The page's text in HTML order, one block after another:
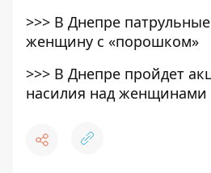
>>> В Днепре
женщину с «порошком»
>>> В Днепре пройдет
насилия над женщинами